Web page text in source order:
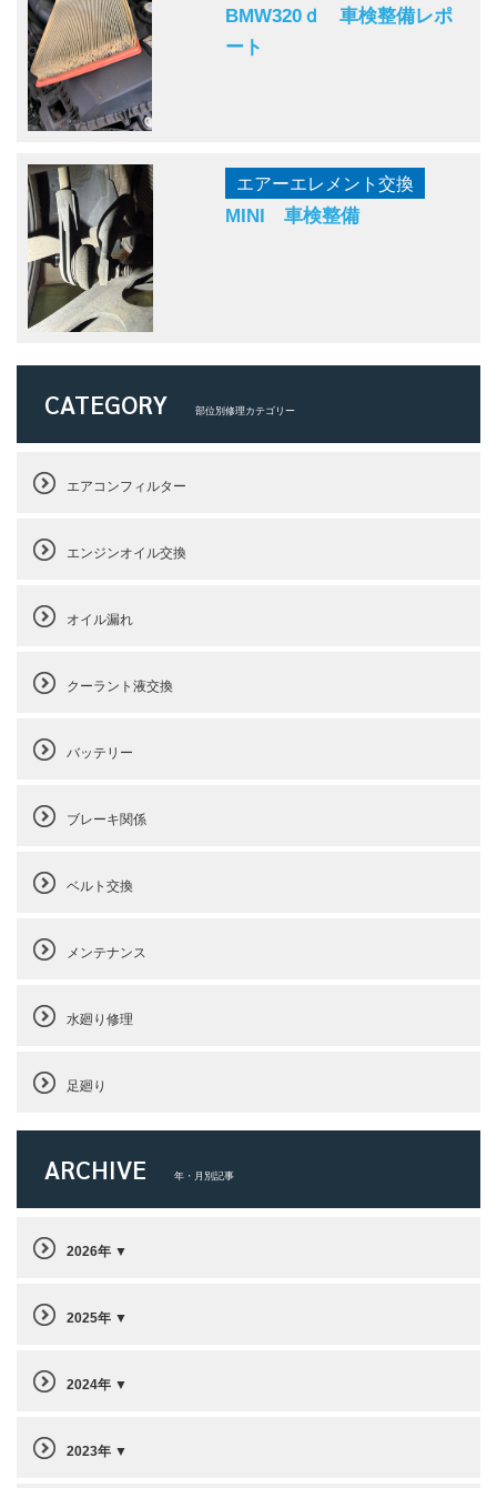
BMW320ｄ 車検整備レポ
ート
エアーエレメント交換
MINI 車検整備
CATEGORY 部位別修理カテゴリー
エアコンフィルター
エンジンオイル交換
オイル漏れ
クーラント液交換
バッテリー
ブレーキ関係
ベルト交換
メンテナンス
水廻り修理
足廻り
ARCHIVE 年・月別記事
2026年
2025年
2024年
2023年